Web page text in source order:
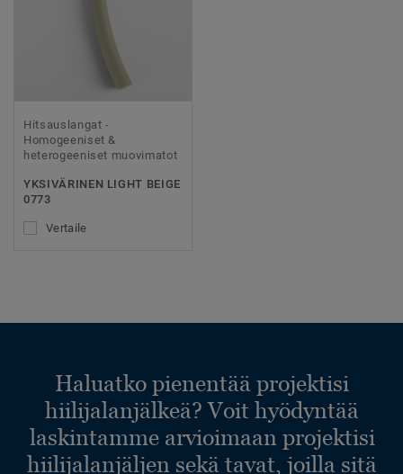
Hitsauslangat -
Homogeeniset &
heterogeeniset muovimatot
YKSIVÄRINEN LIGHT BEIGE
0773
Vertaile
Haluatko pienentää projektisi
hiilijalanjälkeä? Voit hyödyntää
laskintamme arvioimaan projektisi
hiilijalanjäljen sekä tavat, joilla sitä